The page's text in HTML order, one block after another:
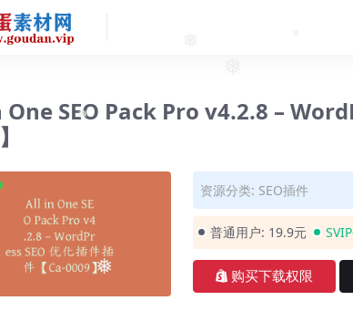
❅
SEO Pack Pro v4.2.8 –
资源分类: SEO插件
普通用户: 19.9元
购买下载权限